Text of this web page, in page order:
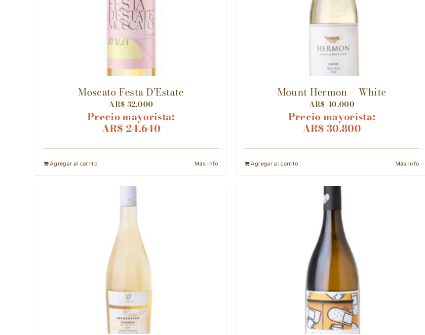
Moscato Festa D’Estate
AR$ 32.000
Precio mayorista:
AR$ 24.640
Agregar al carrito Más info
Mount Hermon – White
AR$ 40.000
Precio mayorista:
AR$ 30.800
Agregar al carrito Más info